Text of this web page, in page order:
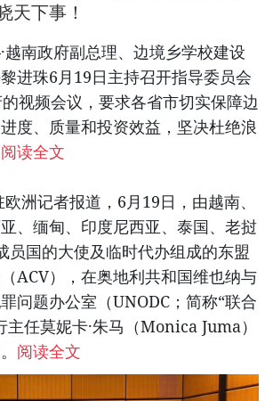
天下事！
南政府副总理、边境乡学校建设
进珠6月19日主持召开指导委员会
视频会议，要求各省市切实保障边
度、质量和投资效益，坚决杜绝浪
阅读全文
洲记者报道，6月19日，由越南、
、缅甸、印度尼西亚、泰国、老挝
员国的大使及临时代办组成的东盟
ACV），在奥地利共和国维也纳与
问题办公室（UNODC；简称“联合
主任莫妮卡·朱马（Monica Juma）
阅读全文